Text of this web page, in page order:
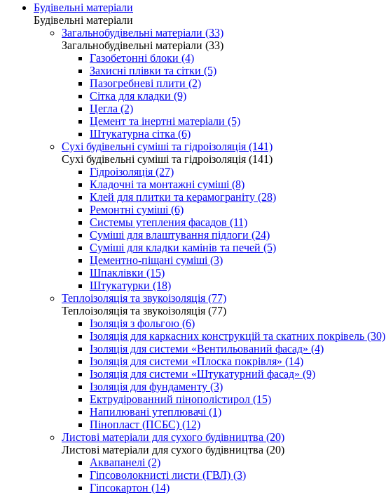
Будівельні матеріали
Будівельні матеріали
Загальнобудівельні матеріали (33)
Загальнобудівельні матеріали (33)
Газобетонні блоки (4)
Захисні плівки та сітки (5)
Пазогребневі плити (2)
Сітка для кладки (9)
Цегла (2)
Цемент та інертні матеріали (5)
Штукатурна сітка (6)
Сухі будівельні суміші та гідроізоляція (141)
Сухі будівельні суміші та гідроізоляція (141)
Гідроізоляція (27)
Кладочні та монтажні суміші (8)
Клей для плитки та керамограніту (28)
Ремонтні суміші (6)
Системы утепления фасадов (11)
Суміші для влаштування підлоги (24)
Суміші для кладки камінів та печей (5)
Цементно-піщані суміші (3)
Шпаклівки (15)
Штукатурки (18)
Теплоізоляція та звукоізоляція (77)
Теплоізоляція та звукоізоляція (77)
Ізоляція з фольгою (6)
Ізоляція для каркасних конструкцій та скатних покрівель (30)
Ізоляція для системи «Вентильований фасад» (4)
Ізоляція для системи «Плоска покрівля» (14)
Ізоляція для системи «Штукатурний фасад» (9)
Ізоляція для фундаменту (3)
Ектрудірованний пінополістирол (15)
Напилювані утеплювачі (1)
Пінопласт (ПСБС) (12)
Листові матеріали для сухого будівництва (20)
Листові матеріали для сухого будівництва (20)
Аквапанелі (2)
Гіпсоволокнисті листи (ГВЛ) (3)
Гіпсокартон (14)